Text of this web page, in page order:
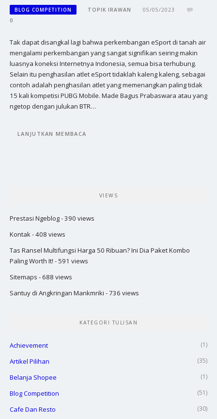
BLOG COMPETITION TOPIK IRAWAN
05/05/2023
0
Tak dapat disangkal lagi bahwa perkembangan eSport di tanah air
mengalami perkembangan yang sangat signifikan seiring makin
luasnya koneksi Internetnya Indonesia, semua bisa terhubung.
Selain itu penghasilan atlet eSport tidaklah kaleng kaleng, sebagai
contoh adalah penghasilan atlet yang memenangkan paling tidak
15 kali kompetisi PUBG Mobile. Made Bagus Prabaswara atau yang
ngetop dengan julukan BTR…
LANJUTKAN MEMBACA
VIEWS
Prestasi Ngeblog- 390 views
Kontak- 408 views
Tas Ransel Multifungsi Harga 50 Ribuan? Ini Dia Paket Kombo
Paling Worth It! - 591 views
Sitemaps - 688 views
Santuy di Angkringan Mankmriki - 736 views
KATEGORI TULISAN
Achievement (1)
Artikel Pilihan (35)
Belanja Shopee (1)
Blog Competition (51)
Cafe Dan Resto (30)